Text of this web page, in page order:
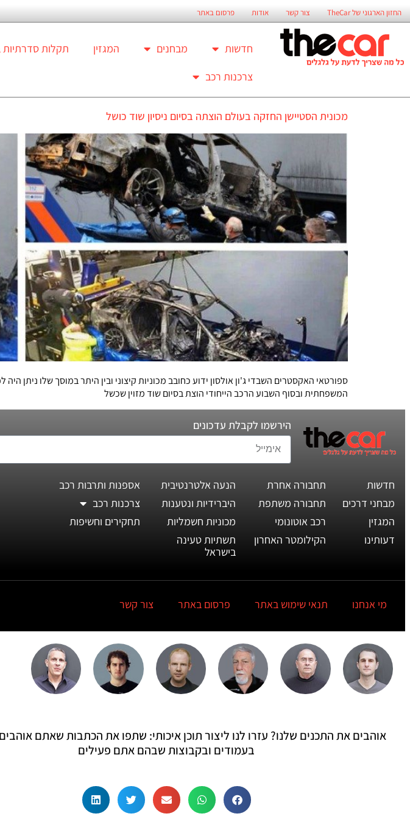
החזון הארגוני של TheCar צור קשר אודות פרסום באתר
חדשות מבחנים המגזין תקלות סדרתיות
צרכנות רכב
מכונית הסטיישן החזקה בעולם הוצתה בסיום ניסיון שוד כושל
המשפחתית ובסוף השבוע הרכב הייחודי הוצת בסיום שוד מזוין שכשל
הירשמו לקבלת עדכונים
חדשות
מבחני דרכים
המגזין
דעותינו
תחבורה אחרת
תחבורה משתפת
רכב אוטונומי
הקילומטר האחרון
הנעה אלטרנטיבית
היברידיות ונטענות
מכוניות חשמליות
תשתיות טעינה
בישראל
אספנות ותרבות רכב
צרכנות רכב
תחקירים וחשיפות
מי אנחנו תנאי שימוש באתר פרסום באתר צור קשר
אוהבים את התכנים שלנו? עזרו לנו ליצור תוכן איכותי: שתפו את הכתבות שאתם
בעמודים ובקבוצות שבהם אתם פעילים